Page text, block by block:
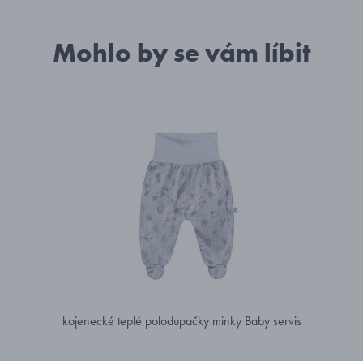
Mohlo by se vám líbit
kojenecké teplé polodupačky minky Baby servis